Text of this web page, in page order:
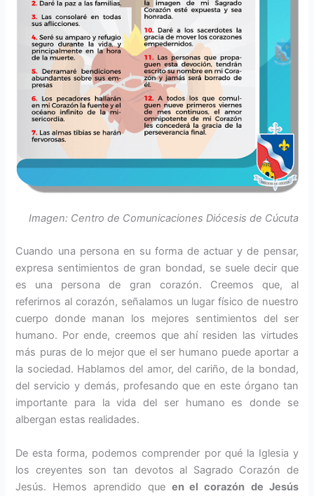
Imagen: Centro de Comunicaciones Diócesis de Cúcuta
Cuando una persona en su forma de actuar y de pensar,
expresa sentimientos de gran bondad, se suele decir que
es una persona de gran corazón. Creemos que, al
referirnos al corazón, señalamos un lugar físico de nuestro
cuerpo donde manan los mejores sentimientos del ser
humano. Por ende, creemos que ahí residen las virtudes
más puras de lo mejor que el ser humano puede aportar a
la sociedad. Hablamos del amor, del cariño, de la bondad,
del servicio y demás, profesando que en este órgano tan
importante para la vida del ser humano es donde se
albergan estas realidades.
De esta forma, podemos comprender por qué la Iglesia y
los creyentes son tan devotos al Sagrado Corazón de
Jesús. Hemos aprendido que en el corazón de Jesús